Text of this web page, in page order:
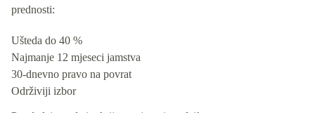
prednosti:
Ušteda do 40 %
Najmanje 12 mjeseci jamstva
30-dnevno pravo na povrat
Održiviji izbor